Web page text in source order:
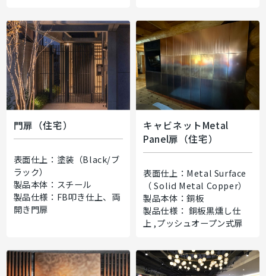
門扉（住宅）
表面仕上：塗装（Black/ブ
ラック）
製品本体：スチール
製品仕様：FB叩き仕上、両
開き門扉
キャビネットMetal
Panel扉（住宅）
表面仕上：Metal Surface
（ Solid Metal Copper）
製品本体：銅板
製品仕様： 銅板黒燻し仕
上 ,プッシュオープン式扉